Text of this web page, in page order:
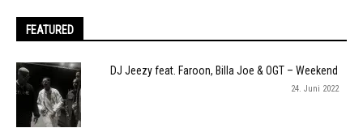
FEATURED
DJ Jeezy feat. Faroon, Billa Joe & OGT – Weekend
24. Juni 2022